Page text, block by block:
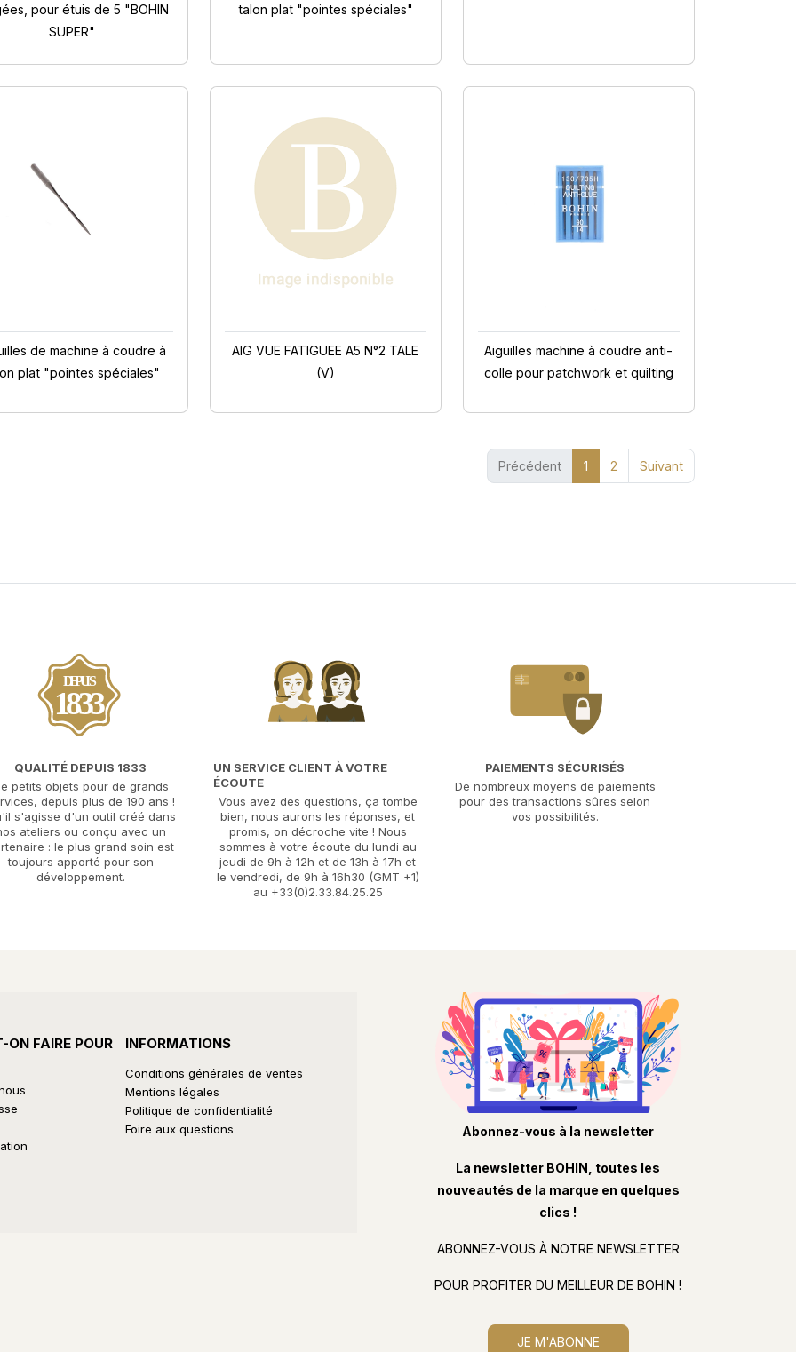
pour étuis de 5 "BOHIN
SUPER"
talon plat "pointes spéciales"
de machine à coudre à
plat "pointes spéciales"
AIG VUE FATIGUEE A5 N°2 TALE
(V)
Aiguilles machine à coudre anti-
colle pour patchwork et quilting
Précédent 1 (current)
2 Suivant
DEPUIS
1833
QUALITÉ DEPUIS 1833
petits objets pour de grands
depuis plus de 190 ans !
s'agisse d'un outil créé dans
ateliers ou conçu avec un
: le plus grand soin est
toujours apporté pour son
développement.
UN SERVICE CLIENT À VOTRE
ÉCOUTE
Vous avez des questions, ça tombe
bien, nous aurons les réponses, et
promis, on décroche vite ! Nous
sommes à votre écoute du lundi au
jeudi de 9h à 12h et de 13h à 17h et
le vendredi, de 9h à 16h30 (GMT +1)
au +33(0)2.33.84.25.25
PAIEMENTS SÉCURISÉS
De nombreux moyens de paiements
pour des transactions sûres selon
vos possibilités.
ON FAIRE POUR INFORMATIONS
Conditions générales de ventes
Mentions légales
Politique de confidentialité
Foire aux questions
Abonnez-vous à la newsletter
La newsletter BOHIN, toutes les
nouveautés de la marque en quelques
clics !
ABONNEZ-VOUS À NOTRE NEWSLETTER
POUR PROFITER DU MEILLEUR DE BOHIN !
JE M'ABONNE